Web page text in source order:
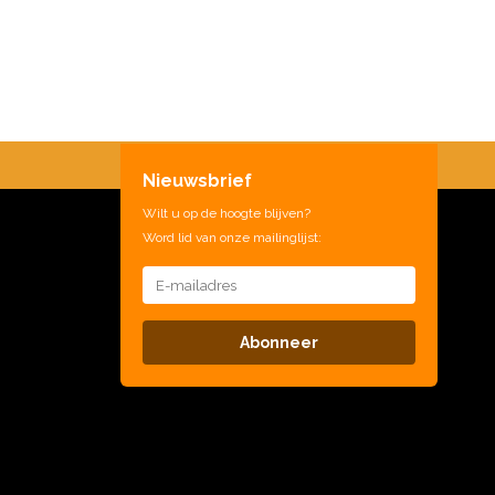
Nieuwsbrief
Wilt u op de hoogte blijven?
Word lid van onze mailinglijst:
Abonneer